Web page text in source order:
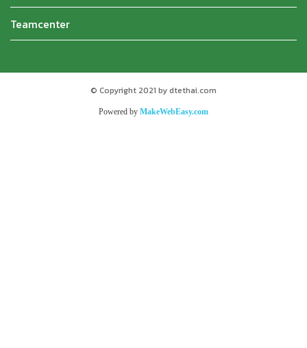
Teamcenter
© Copyright 2021 by dtethai.com
Powered by MakeWebEasy.com